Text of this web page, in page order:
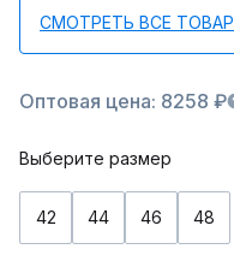
СМОТРЕТЬ ВСЕ
Оптовая цена: 8258 ₽
Выберите размер
42 44 46 48